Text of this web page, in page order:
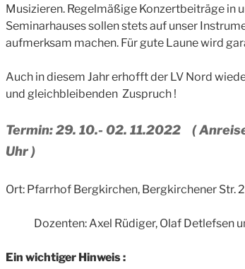
Musizieren. Regelmäßige Konzertbeiträge in
Seminarhauses sollen stets auf unser
aufmerksam machen. Für gute Laune wird
Auch in diesem Jahr erhofft der LV Nord
und gleichbleibenden Zuspruch !
Termin: 29. 10.- 02. 11.2022 (
Uhr )
Ort: Pfarrhof Bergkirchen, Bergkirchener Str.
Dozenten: Axel Rüdiger, Olaf Detlefsen
Ein wichtiger Hinweis :